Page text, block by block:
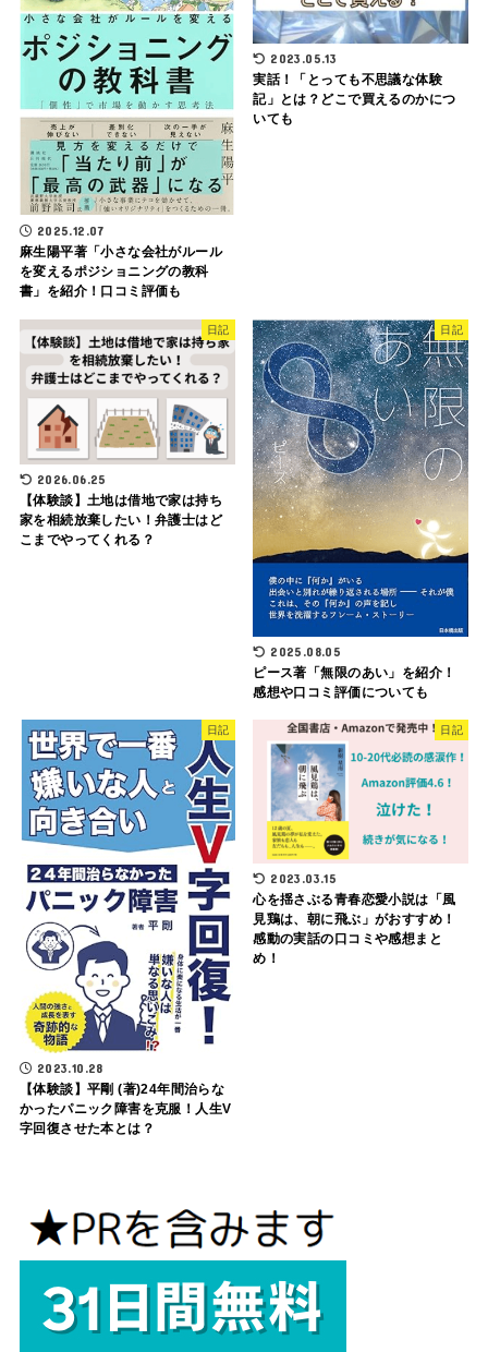
2025.12.07
麻生陽平著「小さな会社がルール
を変えるポジショニングの教科
書」を紹介！口コミ評価も
2023.05.13
実話！「とっても不思議な体験
記」とは？どこで買えるのかにつ
いても
日記
2026.06.25
【体験談】土地は借地で家は持ち
家を相続放棄したい！弁護士はど
こまでやってくれる？
日記
2025.08.05
ピース著「無限のあい」を紹介！
感想や口コミ評価についても
日記
2023.10.28
【体験談】平剛 (著)24年間治らな
かったパニック障害を克服！人生V
字回復させた本とは？
日記
2023.03.15
心を揺さぶる青春恋愛小説は「風
見鶏は、朝に飛ぶ」がおすすめ！
感動の実話の口コミや感想まと
め！